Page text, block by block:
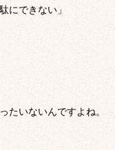
にできない」
たいないんですよね。